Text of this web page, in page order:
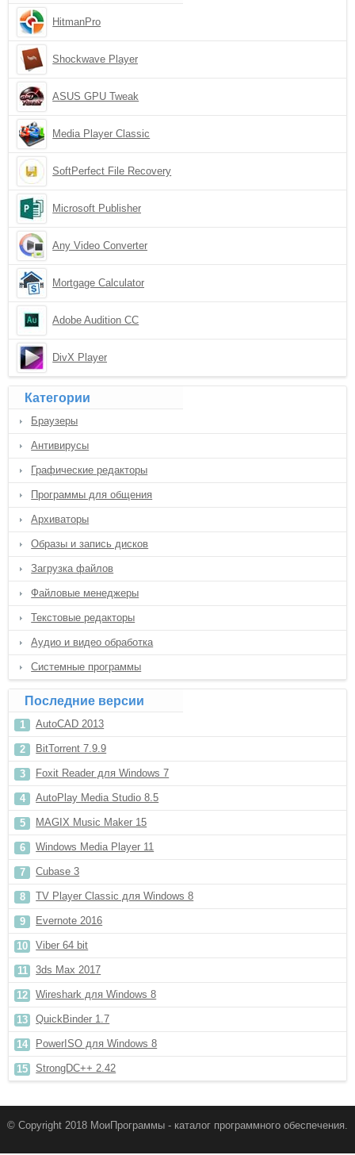
HitmanPro
Shockwave Player
ASUS GPU Tweak
Media Player Classic
SoftPerfect File Recovery
Microsoft Publisher
Any Video Converter
Mortgage Calculator
Adobe Audition CC
DivX Player
Категории
Браузеры
Антивирусы
Графические редакторы
Программы для общения
Архиваторы
Образы и запись дисков
Загрузка файлов
Файловые менеджеры
Текстовые редакторы
Аудио и видео обработка
Системные программы
Последние версии
AutoCAD 2013
BitTorrent 7.9.9
Foxit Reader для Windows 7
AutoPlay Media Studio 8.5
MAGIX Music Maker 15
Windows Media Player 11
Cubase 3
TV Player Classic для Windows 8
Evernote 2016
Viber 64 bit
3ds Max 2017
Wireshark для Windows 8
QuickBinder 1.7
PowerISO для Windows 8
StrongDC++ 2.42
© Copyright 2018 МоиПрограммы - каталог программного обеспечения.